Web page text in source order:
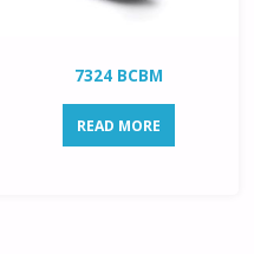
7324 BCBM
READ MORE